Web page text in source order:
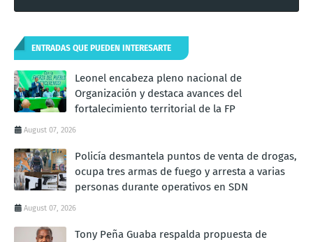
ENTRADAS QUE PUEDEN INTERESARTE
Leonel encabeza pleno nacional de
Organización y destaca avances del
fortalecimiento territorial de la FP
August 07, 2026
Policía desmantela puntos de venta de drogas,
ocupa tres armas de fuego y arresta a varias
personas durante operativos en SDN
August 07, 2026
Tony Peña Guaba respalda propuesta de